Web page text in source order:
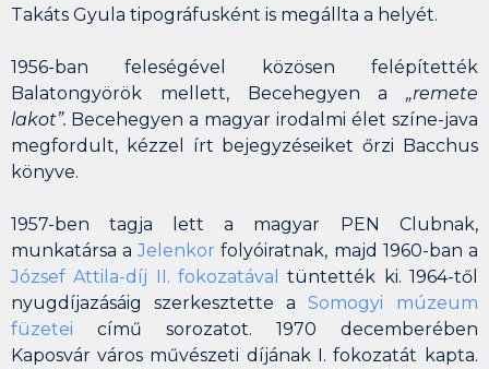
Takáts Gyula tipográfusként is megállta a helyét.
1956-ban feleségével közösen felépítették
Balatongyörök mellett, Becehegyen a „remete
lakot”. Becehegyen a magyar irodalmi élet színe-java
megfordult, kézzel írt bejegyzéseiket őrzi Bacchus
könyve.
1957-ben tagja lett a magyar PEN Clubnak,
munkatársa aJelenkor folyóiratnak, majd 1960-ban a
József Attila-díj II. fokozatával
tüntették ki. 1964-től
nyugdíjazásáig szerkesztette a Somogyi múzeum
füzetei című sorozatot. 1970 decemberében
Kaposvár város művészeti díjának I. fokozatát kapta.